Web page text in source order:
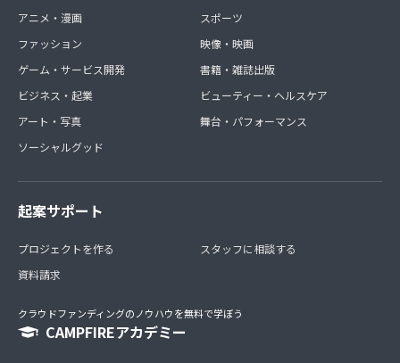
アニメ・漫画
ファッション
ゲーム・サービス開発
ビジネス・起業
アート・写真
ソーシャルグッド
スポーツ
映像・映画
書籍・雑誌出版
ビューティー・ヘルスケア
舞台・パフォーマンス
起案サポート
プロジェクトを作る
資料請求
スタッフに相談する
クラウドファンディングのノウハウを無料で学ぼう
CAMPFIREアカデミー